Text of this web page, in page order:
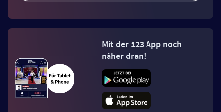
Mit der 123 App noch
näher dran!